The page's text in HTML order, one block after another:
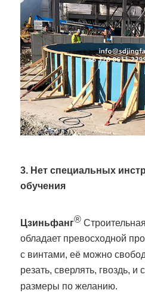
3. Нет специальных
обучения
Цзиньфанг®
обладает превосходной
с винтами, её можно
резать, сверлять, гвоздь,
размеры по желанию.